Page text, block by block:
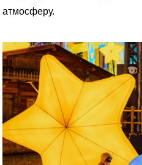
атмосферу.